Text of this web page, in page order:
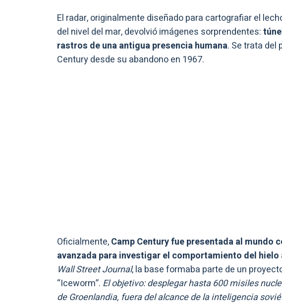
El radar, originalmente diseñado para cartografiar el
del nivel del mar, devolvió imágenes sorprendentes:
rastros de una antigua presencia humana. Se trata del
Century desde su abandono en 1967.
Oficialmente,Camp Century fue presentada al mundo
avanzada para investigar el comportamiento del
Wall Street Journal, la base formaba parte de un
“Iceworm”. El objetivo: desplegar hasta 600 misiles
de Groenlandia, fuera del alcance de la inteligencia